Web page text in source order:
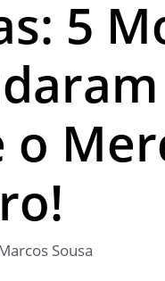
5
o
Sousa